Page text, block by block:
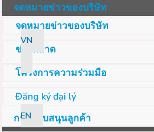
VN
EN
จดหมายข่าวของบริษัท
จดหมายข่าวของบริษัท
ข่าวตลาด
โครงการความร่วมมือ
Đăng ký đại lý
การสนับสนุนลูกค้า